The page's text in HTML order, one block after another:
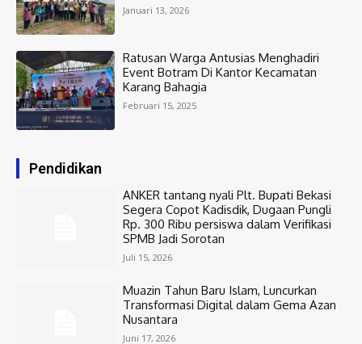
Januari 13, 2026
Ratusan Warga Antusias Menghadiri
Event Botram Di Kantor Kecamatan
Karang Bahagia
Februari 15, 2025
Pendidikan
ANKER tantang nyali Plt. Bupati Bekasi
Segera Copot Kadisdik, Dugaan Pungli
Rp. 300 Ribu persiswa dalam Verifikasi
SPMB Jadi Sorotan
Juli 15, 2026
Muazin Tahun Baru Islam, Luncurkan
Transformasi Digital dalam Gema Azan
Nusantara
Juni 17, 2026